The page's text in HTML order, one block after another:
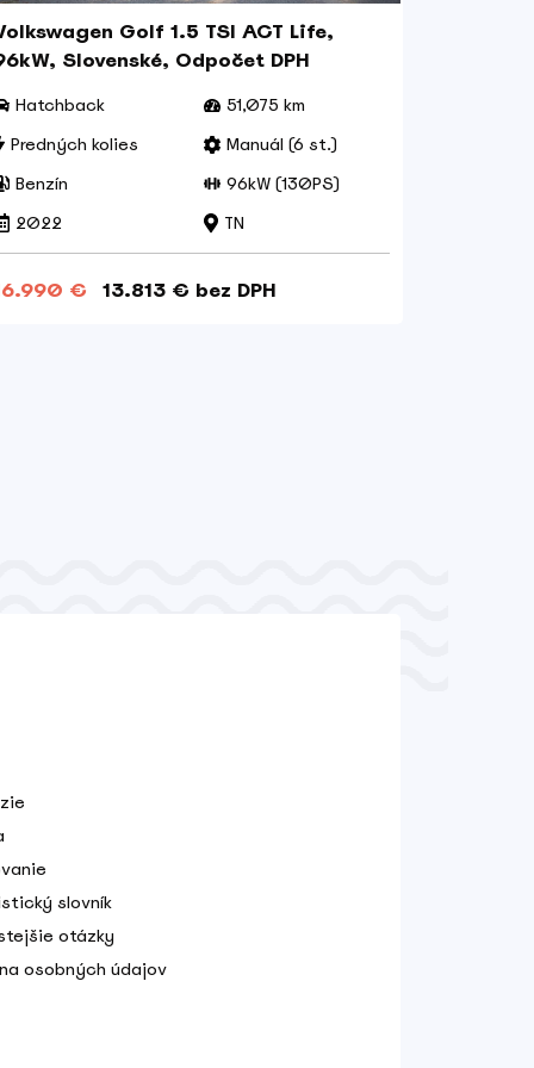
Golf 1.5 TSI ACT Life,
Slovenské, Odpočet DPH
Hatchback
51,075 km
Predných kolies
Manuál (6 st.)
Benzín
96kW (130PS)
2022
TN
€ 13.813 € bez DPH
slovník
otázky
osobných údajov